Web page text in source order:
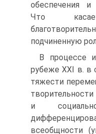
обеспечения и
Что
подчиненную
В процессе
рубеже XXI в. в
тяжести
и
всеобщности